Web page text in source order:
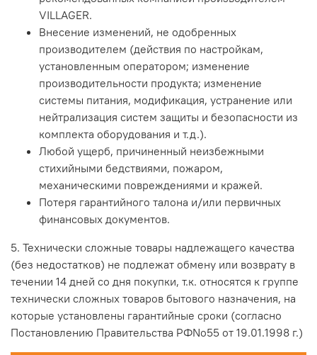
VILLAGER.
Внесение изменений, не одобренных
производителем (действия по настройкам,
установленным оператором; изменение
производительности продукта; изменение
системы питания, модификация, устранение или
нейтрализация систем защиты и безопасности из
комплекта оборудования и т.д.).
Любой ущерб, причиненный неизбежными
стихийными бедствиями, пожаром,
механическими повреждениями и кражей.
Потеря гарантийного талона и/или первичных
финансовых документов.
5. Технически сложные товары надлежащего качества
(без недостатков) не подлежат обмену или возврату в
течении 14 дней со дня покупки, т.к. относятся к группе
технически сложных товаров бытового назначения, на
которые установлены гарантийные сроки (согласно
Постановлению Правительства РФNo55 от 19.01.1998 г.)